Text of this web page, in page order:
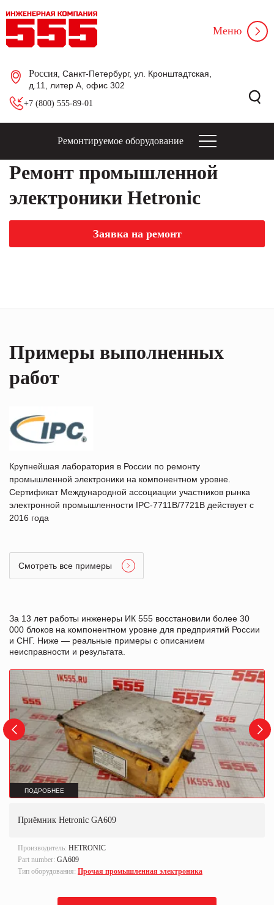
Россия , Санкт-Петербург, ул. Кронштадтская,
д.11, литер А, офис 302
+7 (800) 555-89-01
Меню
Ремонтируемое оборудование
Ремонт промышленной
электроники Hetronic
Заявка на ремонт
Примеры выполненных
работ
Крупнейшая лаборатория в России по ремонту
промышленной электроники на компонентном уровне.
Сертификат Международной ассоциации участников рынка
электронной промышленности IPC-7711B/7721B действует с
2016 года
Смотреть все примеры
За 13 лет работы инженеры ИК 555 восстановили более 30
000 блоков на компонентном уровне для предприятий России
и СНГ. Ниже — реальные примеры с описанием
неисправности и результата.
ПОДРОБНЕЕ
Приёмник Hetronic GA609
Производитель: HETRONIC
Part number: GA609
Тип оборудования: Прочая промышленная электроника